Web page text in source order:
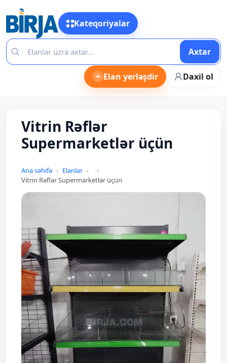
Kateqoriyalar
Axtar
+ Elan yerləşdir Daxil ol
Vitrin Rəflər
Supermarketlər üçün
Ana səhifə
Elanlar
Vitrin Rəflər Supermarketlər üçün